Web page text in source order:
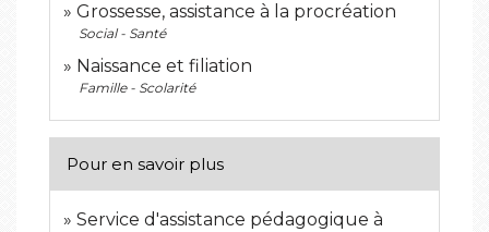
Grossesse, assistance à la procréation
Social - Santé
Naissance et filiation
Famille - Scolarité
Pour en savoir plus
Service d'assistance pédagogique à